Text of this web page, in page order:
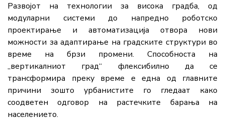
Развојот на технологии за висока градба, од
модуларни системи до напредно роботско
проектирање и автоматизација отвора нови
можности за адаптирање на градските структури во
време на брзи промени. Способноста на
„вертикалниот град“ флексибилно да се
трансформира преку време е една од главните
причини зошто урбанистите го гледаат како
соодветен одговор на растечките барања на
населението.